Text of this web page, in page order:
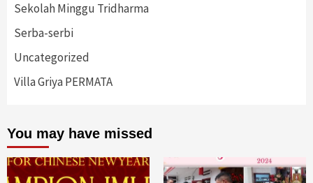
Sekolah Minggu Tridharma
Serba-serbi
Uncategorized
Villa Griya PERMATA
You may have missed